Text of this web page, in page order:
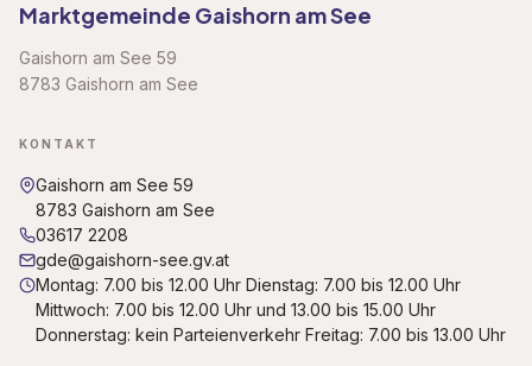
Marktgemeinde Gaishorn am See
Gaishorn am See 59
8783 Gaishorn am See
KONTAKT
Gaishorn am See 59
8783 Gaishorn am See
03617 2208
gde@gaishorn-see.gv.at
Montag: 7.00 bis 12.00 Uhr Dienstag: 7.00 bis 12.00 Uhr
Mittwoch: 7.00 bis 12.00 Uhr und 13.00 bis 15.00 Uhr
Donnerstag: kein Parteienverkehr Freitag: 7.00 bis 13.00 Uhr